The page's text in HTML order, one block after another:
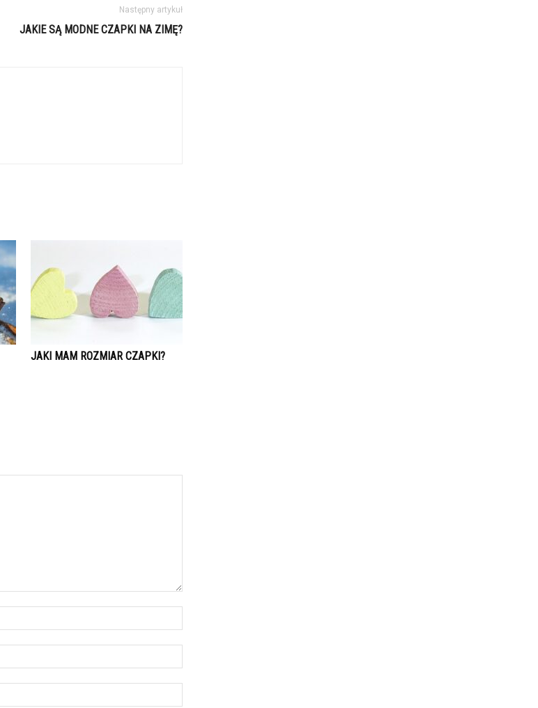
Następny artykuł
JAKIE SĄ MODNE CZAPKI NA ZIMĘ?
JAKI MAM ROZMIAR CZAPKI?